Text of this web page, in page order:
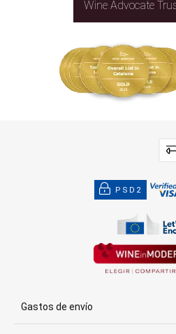
Wine Advocate
PSD2
Gastos de envío